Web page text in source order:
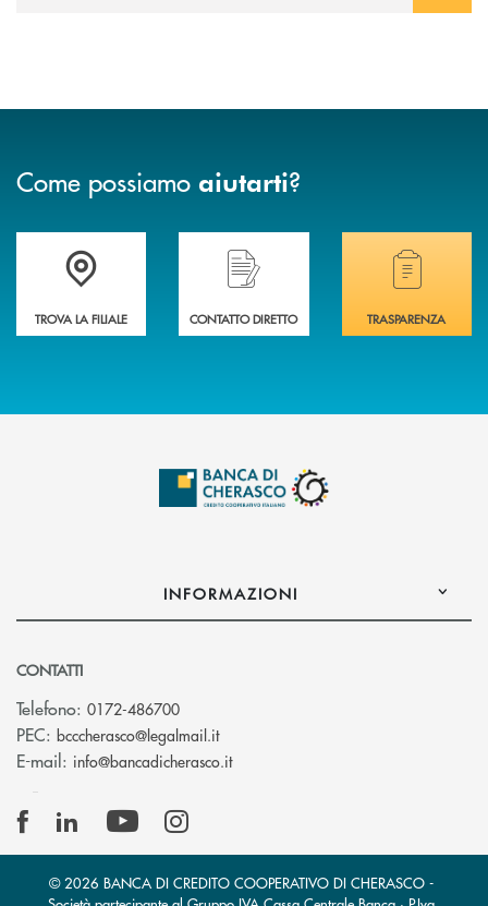
Come possiamo aiutarti?
Accedi all' elenco completo delle filiali .
TROVA LA FILIALE
Hai bisogno di assistenza immediata?
CONTATTO DIRETTO
Hai bisogno di
TRASPARENZA
INFORMAZIONI
CONTATTI
Telefono: 0172-486700
PEC: bcccherasco@legalmail.it(si apre l’app di posta elettronica)
E-mail: info@bancadicherasco.it(si apre l’app di posta elettronica)
© 2026 BANCA DI CREDITO COOPERATIVO DI CHERASCO -